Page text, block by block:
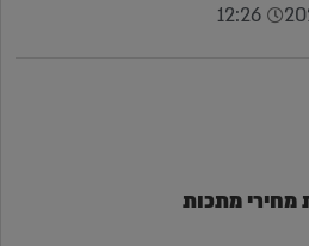
12:26
מחירי מתכות